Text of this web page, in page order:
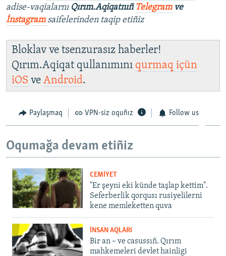
adise-vaqialarnı Qırım.AqiqatnıñTelegramve
İnstagram saifelerinden taqip etiñiz
Bloklav ve tsenzurasız haberler!
Qırım.Aqiqat qullanımını qurmaq içün
iOS ve Android.
Paylaşmaq VPN-siz oquñız Follow us
Oqumağa devam etiñiz
CEMİYET
"Er şeyni eki künde taşlap kettim".
Seferberlik qorqusı rusiyelilerni
kene memleketten quva
İNSAN AQLARI
Bir an – ve casussıñ. Qırım
mahkemeleri devlet hainligi